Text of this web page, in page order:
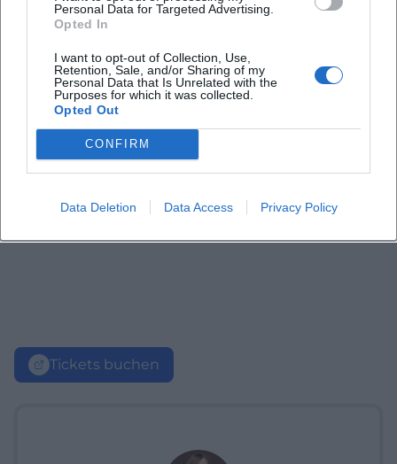
Personal Data for Targeted Advertising.
Opted In
I want to opt-out of Collection, Use,
Retention, Sale, and/or Sharing of my
Personal Data that Is Unrelated with the
Purposes for which it was collected.
Opted Out
CONFIRM
Data Deletion Data Access Privacy Policy
Tickets buchen